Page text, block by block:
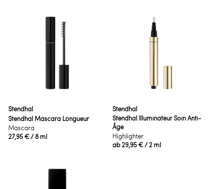
Stendhal
Stendhal Mascara Longueur
Mascara
27,95 €/ 8 ml
Stendhal
Stendhal Illuminateur Soin Anti-
Âge
Highlighter
ab29,95 €/ 2 ml